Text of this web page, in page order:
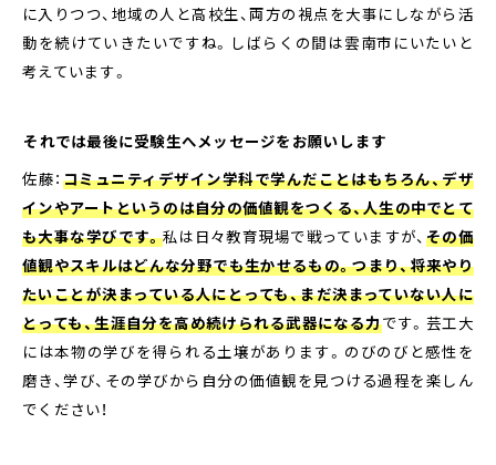
に入りつつ、地域の人と高校生、両方の視点を大事にしながら活
動を続けていきたいですね。しばらくの間は雲南市にいたいと
考えています。
――それでは最後に受験生へメッセージをお願いします
佐藤： コミュニティデザイン学科で学んだことはもちろん、デザ
インやアートというのは自分の価値観をつくる、人生の中でとて
も大事な学びです。私は日々教育現場で戦っていますが、 その価
値観やスキルはどんな分野でも生かせるもの。つまり、将来やり
たいことが決まっている人にとっても、まだ決まっていない人に
とっても、生涯自分を高め続けられる武器になる力です。芸工大
には本物の学びを得られる土壌があります。のびのびと感性を
磨き、学び、その学びから自分の価値観を見つける過程を楽しん
でください！